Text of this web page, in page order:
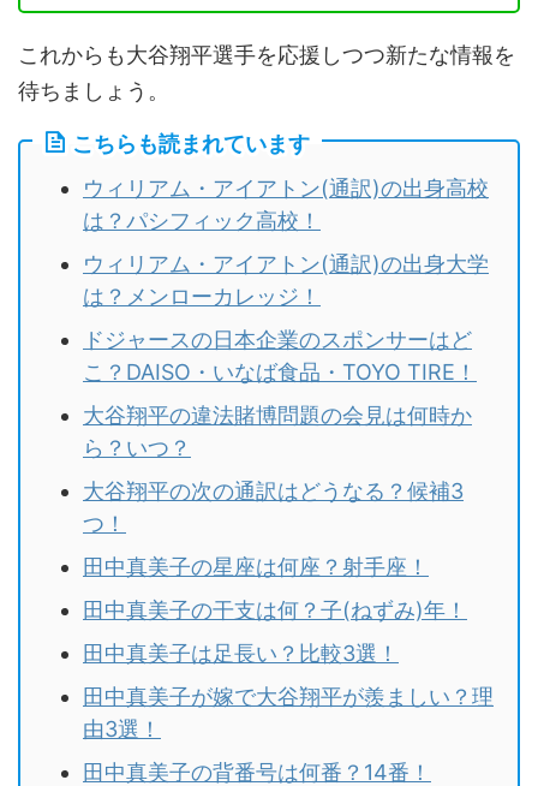
これからも大谷翔平選手を応援しつつ新たな情報を
待ちましょう。
こちらも読まれています
ウィリアム・アイアトン(通訳)の出身高校
は？パシフィック高校！
ウィリアム・アイアトン(通訳)の出身大学
は？メンローカレッジ！
ドジャースの日本企業のスポンサーはど
こ？DAISO・いなば食品・TOYO TIRE！
大谷翔平の違法賭博問題の会見は何時か
ら？いつ？
大谷翔平の次の通訳はどうなる？候補3
つ！
田中真美子の星座は何座？射手座！
田中真美子の干支は何？子(ねずみ)年！
田中真美子は足長い？比較3選！
田中真美子が嫁で大谷翔平が羨ましい？理
由3選！
田中真美子の背番号は何番？14番！